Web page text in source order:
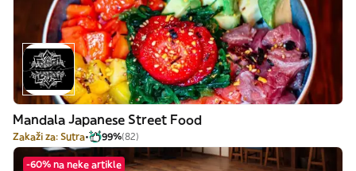
Mandala Japanese Street Food
Zakaži za: Sutra 99%(82)
-60% na neke artikle